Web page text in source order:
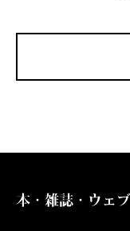
本・雑誌・ウェブ